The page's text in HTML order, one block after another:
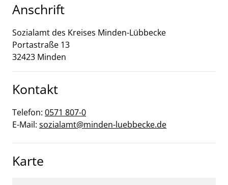
Anschrift
Sozialamt des Kreises Minden-Lübbecke
Portastraße 13
32423 Minden
Kontakt
Telefon: 0571 807-0
E-Mail: sozialamt@minden-luebbecke.de
Karte